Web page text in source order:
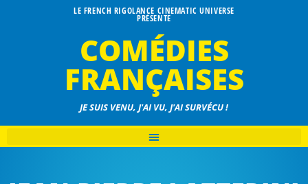
LE FRENCH RIGOLANCE CINEMATIC UNIVERSE
PRÉSENTE
COMÉDIES
FRANÇAISES
JE SUIS VENU, J'AI VU, J'AI SURVÉCU !